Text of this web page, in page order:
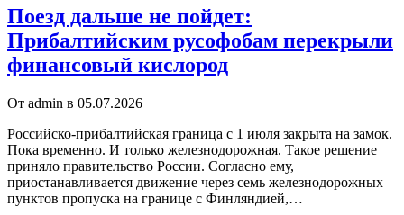
Поезд дальше не пойдет:
Прибалтийским русофобам перекрыли
финансовый кислород
От admin в 05.07.2026
Российско-прибалтийская граница с 1 июля закрыта на замок.
Пока временно. И только железнодорожная. Такое решение
приняло правительство России. Согласно ему,
приостанавливается движение через семь железнодорожных
пунктов пропуска на границе с Финляндией,…